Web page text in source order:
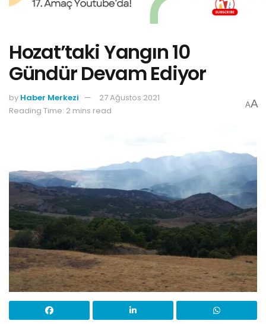
Hozat’taki Yangın 10
Gündür Devam Ediyor
by Haber Merkezi
27 Ağustos 2021
Reading Time: 2 mins read
AA